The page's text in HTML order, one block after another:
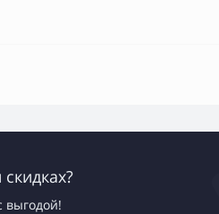
выгодой!